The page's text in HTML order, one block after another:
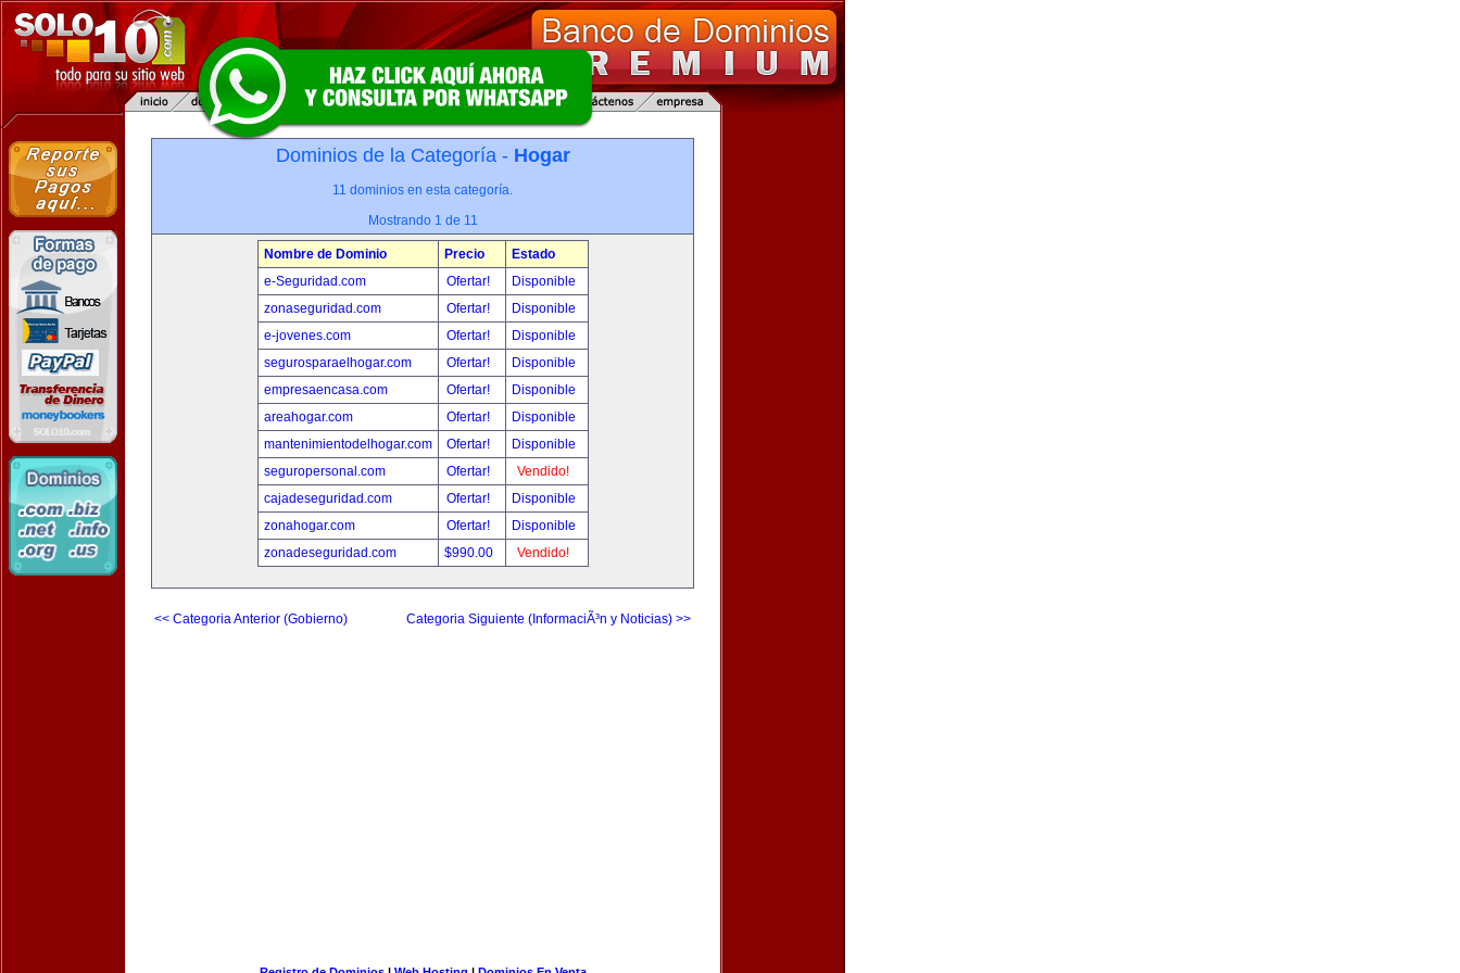
Dominios de la Categoría - Hogar
11 dominios en esta categoría.
Mostrando 1 de 11
Nombre de Dominio Precio
Estado
e-Seguridad.com
Ofertar!
Disponible
zonaseguridad.com
Ofertar!
Disponible
e-jovenes.com
Ofertar!
Disponible
segurosparaelhogar.com
Ofertar!
Disponible
empresaencasa.com
Ofertar!
Disponible
areahogar.com
Ofertar!
Disponible
mantenimientodelhogar.com
Ofertar!
Disponible
seguropersonal.com
Ofertar!
Vendido!
cajadeseguridad.com
Ofertar!
Disponible
zonahogar.com
Ofertar!
Disponible
zonadeseguridad.com
$990.00 Vendido!
<< Categoria Anterior (Gobierno) Categoria Siguiente (InformaciÃ³n y Noticias) >>